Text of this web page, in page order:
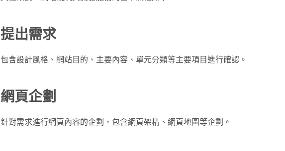
提出需求
包含設計風格、網站目的、主要內容、單元分類等主要項目進行確認。
網頁企劃
針對需求進行網頁內容的企劃，包含網頁架構、網頁地圖等企劃。